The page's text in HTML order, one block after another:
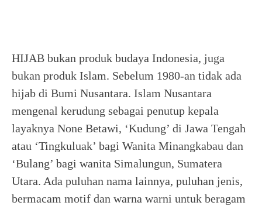
HIJAB bukan produk budaya Indonesia, juga
bukan produk Islam. Sebelum 1980-an tidak ada
hijab di Bumi Nusantara. Islam Nusantara
mengenal kerudung sebagai penutup kepala
layaknya None Betawi, ‘Kudung’ di Jawa Tengah
atau ‘Tingkuluak’ bagi Wanita Minangkabau dan
‘Bulang’ bagi wanita Simalungun, Sumatera
Utara. Ada puluhan nama lainnya, puluhan jenis,
bermacam motif dan warna warni untuk beragam